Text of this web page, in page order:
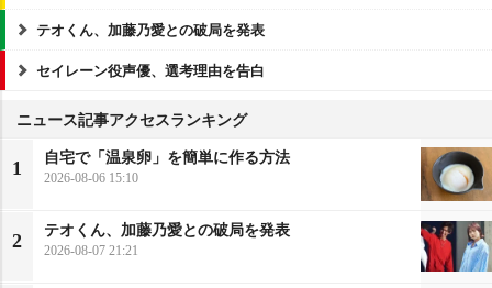
テオくん、加藤乃愛との破局を発表
セイレーン役声優、選考理由を告白
ニュース記事アクセスランキング
1
自宅で「温泉卵」を簡単に作る方法
2026-08-06 15:10
2
テオくん、加藤乃愛との破局を発表
2026-08-07 21:21